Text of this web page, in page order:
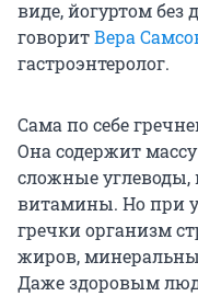
виде, йогуртом без
говоритВера
гастроэнтеролог.
Сама по себе
Она содержит
сложные углеводы,
витамины. Но при
гречки организм
жиров,
Даже здоровым